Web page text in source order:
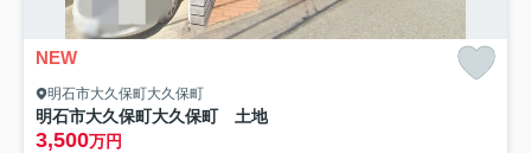
NEW
明石市大久保町大久保町
明石市大久保町大久保町 土地
3,500万円